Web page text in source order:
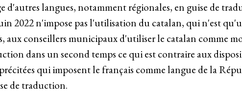
d'autres langues, notamment régionales, en guise de
2022 n'impose pas l'utilisation du catalan, qui n'est
conseillers municipaux d'utiliser le catalan comme
dans un second temps ce qui est contraire aux
qui imposent le français comme langue de la
de traduction.